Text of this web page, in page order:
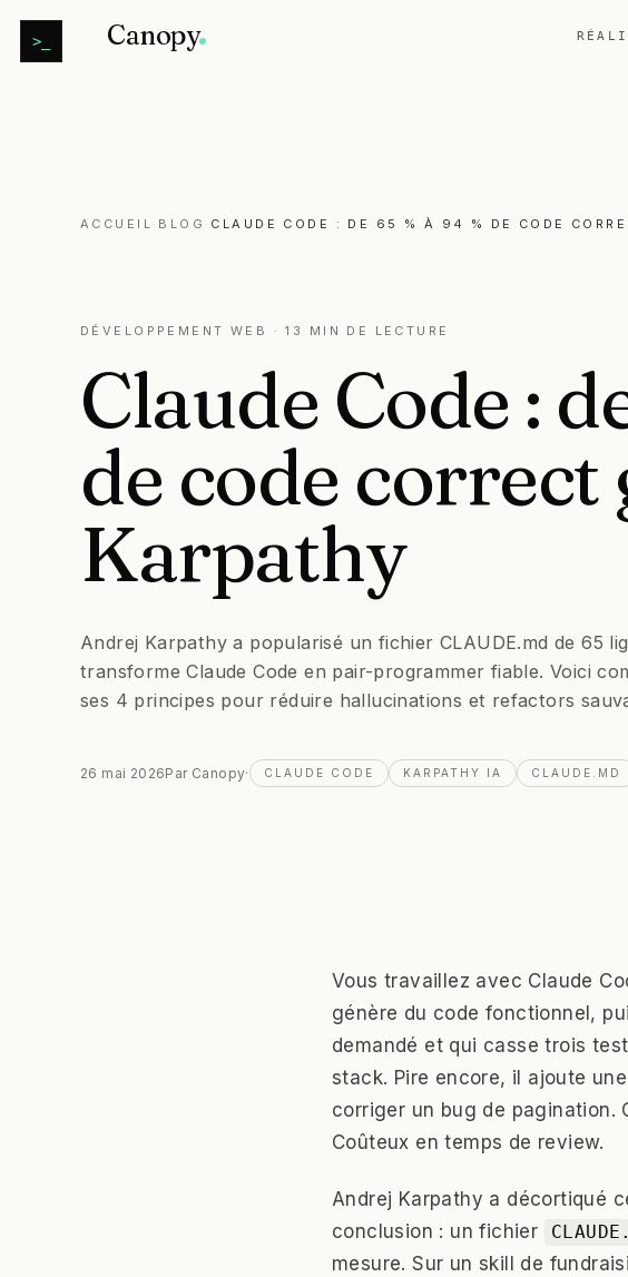
>_ Canopy
ACCUEIL · BLOG · CLAUDE CODE : DE 65 % À 94 % DE CODE
DÉVELOPPEMENT WEB · 13 MIN DE LECTURE
Claude Code :
de code correct
Karpathy
Andrej Karpathy a popularisé un fichier CLAUDE.md de 65
transforme Claude Code en pair-programmer fiable. Voici
ses 4 principes pour réduire hallucinations et refactors
26 mai 2026Par Canopy· CLAUDE CODE KARPATHY IA CLAUDE.MD
Vous travaillez avec Claude
génère du code fonctionnel,
demandé et qui casse trois
stack. Pire encore, il ajoute
corriger un bug de pagination.
Coûteux en temps de review.
Andrej Karpathy a décortiqué
conclusion : un fichier
mesure. Sur un skill de